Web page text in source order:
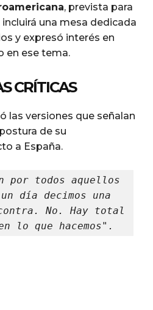
, prevista para
una mesa dedicada
y expresó interés en
en ese tema.
CRÍTICAS
las versiones que señalan
de su
a España.
por todos aquellos
día decimos una
No. Hay total
lo que hacemos".